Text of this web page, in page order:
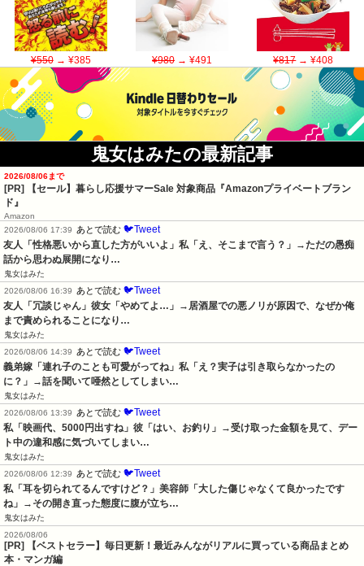
¥550→ ¥385 ¥980→ ¥491 ¥817→ ¥408
鬼女はみたの最新記事
2026/08/06まで
[PR]
【セール】暮らし応援サマーSale 対象商品『Amazonプライベートブラン
ド』
Amazon
2026/08/06 17:39
あとで読む 🐦Tweet
友人「性格悪いから直した方がいいよ」私「え、そこまで言う？」→ただの愚痴
話から思わぬ展開になり…
鬼女はみた
2026/08/06 16:39
あとで読む 🐦Tweet
友人「冗談じゃん」彼女「やめてよ…」→居酒屋での悪ノリが原因で、なぜか俺
まで責められることになり…
鬼女はみた
2026/08/06 14:39
あとで読む 🐦Tweet
義弟嫁「連れ子のことも可愛がってね」私「え？実子は引き取らなかったの
に？」→話を聞いて唖然としてしまい…
鬼女はみた
2026/08/06 13:39
あとで読む 🐦Tweet
私「映画代、5000円出すね」彼「はい、お釣り」→受け取った金額を見て、デー
ト中の違和感に気づいてしまい…
鬼女はみた
2026/08/06 12:39
あとで読む 🐦Tweet
私「耳を切られてるんですけど？」美容師「大した傷じゃなくて良かったです
ね」→その開き直った態度に腹が立ち…
鬼女はみた
2026/08/06
[PR] 【ベストセラー】毎日更新！最近みんながリアルに買っている商品まとめ
本・マンガ編